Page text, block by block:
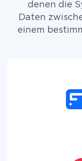
denen die
Daten
einem